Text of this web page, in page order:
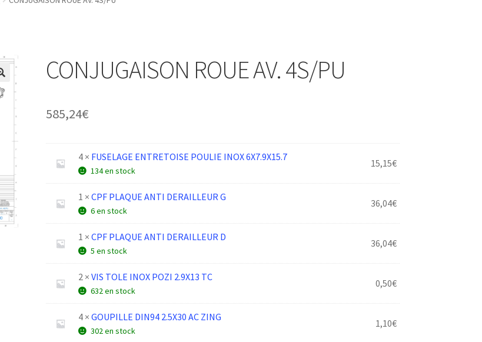
CONJUGAISON ROUE AV. 4S/PU
585,24€
4 × FUSELAGE ENTRETOISE POULIE INOX 6X7.9X15.7
134 en stock
15,15€
1 × CPF PLAQUE ANTI DERAILLEUR G
6 en stock
36,04€
1 × CPF PLAQUE ANTI DERAILLEUR D
5 en stock
36,04€
2 × VIS TOLE INOX POZI 2.9X13 TC
632 en stock
0,50€
4 × GOUPILLE DIN94 2.5X30 AC ZING
302 en stock
1,10€